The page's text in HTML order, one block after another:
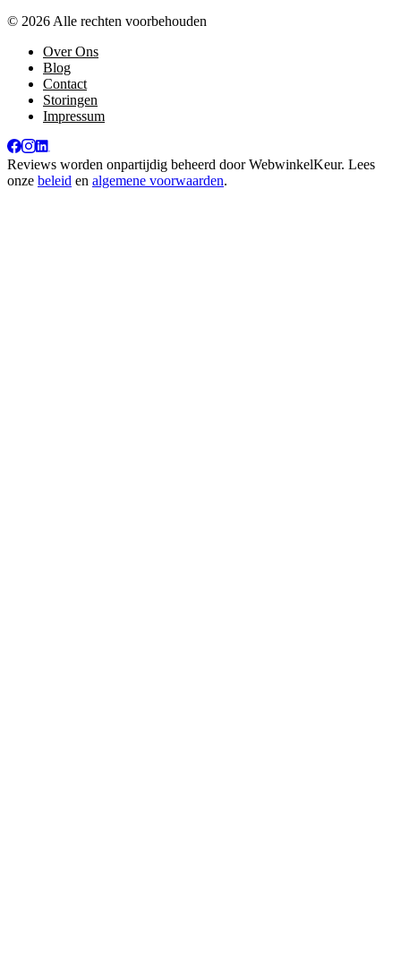
© 2026 Alle rechten voorbehouden
Over Ons
Blog
Contact
Storingen
Impressum
Reviews worden onpartijdig beheerd doorWebwinkelKeur. Lees
onze beleid en algemene voorwaarden.